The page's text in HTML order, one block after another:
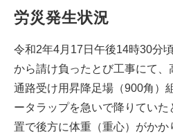
労災発生状況
令和2年4月17日午後14時30分
から請け負ったとび工事にて
通路受け用昇降足場（900角）
ータラップを急いで降りてい
置で後方に体重（重心）がかか